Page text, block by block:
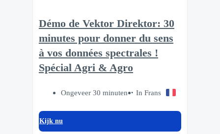
Démo de Vektor Direktor: 30
minutes pour donner du sens
à vos données spectrales !
Spécial Agri & Agro
Ongeveer 30 minuten In Frans
Kijk nu